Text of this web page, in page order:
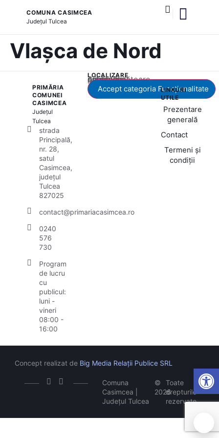
COMUNA CASIMCEA
JudețulTulcea
Vlașca de Nord
PRIMĂRIA
COMUNEI
CASIMCEA
Județul
Tulcea
strada
Principală,
nr. 28,
satul
Casimcea,
județul
Tulcea
827025
contact@primariacasimcea.ro
0240
576
730
Program
de lucru
cu
publicul:
luni -
vineri
08:00 -
16:00
LOCALIZARE
Acest conținut este blocat până când acceptați categoria corespunzătoare de cookie-uri.
Accept categoria Funcționalitate
LINKURI
UTILE
Prezentare
generală
Contact
Termeni și
condiții
Comuna
Casimcea |
Județul Tulcea
©
2026
Toate
drepturile
rezervate
Concept realizat de Big Media Relații Publice SRL